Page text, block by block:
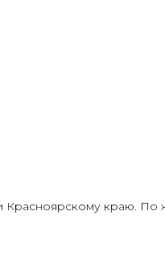
краю. По